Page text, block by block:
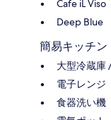
Cafe iL Viso
Deep Blue
簡易キッチン
大型冷蔵庫
電子レンジ
食器洗い機